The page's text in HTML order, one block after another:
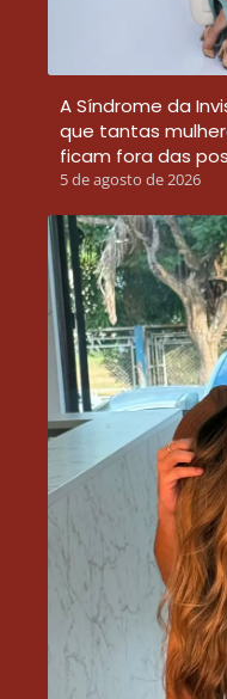
A Síndrome da
que tantas
ficam fora das
5 de agosto de 2026